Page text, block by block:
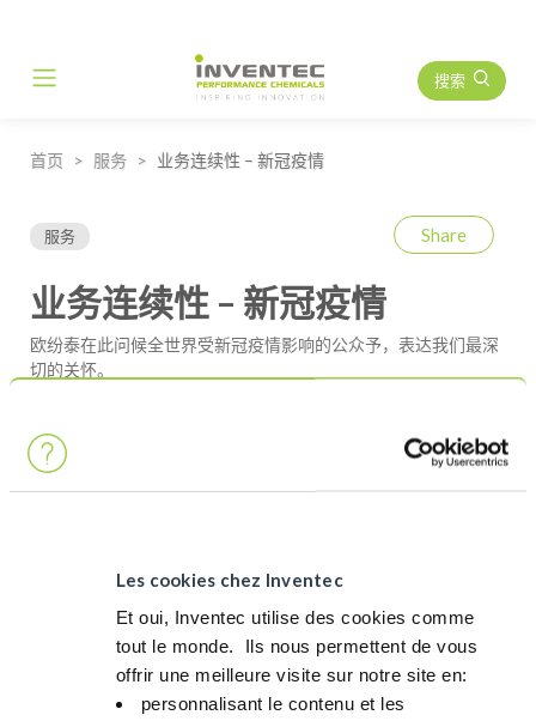
Les cookies chez Inventec
Et oui, Inventec utilise des cookies comme
tout le monde. ​ Ils nous permettent de vous
offrir une meilleure visite sur notre site en:​
personnalisant le contenu et les
Main Navigation 搜索
首页 服务 业务连续性 – 新冠疫情
服务 Share
业务连续性 – 新冠疫情
欧纷泰在此问候全世界受新冠疫情影响的公众予，表达我们最深
切的关怀。
制人员流动的措施，我们将尊重并严格遵守这些措施。
欧纷泰坚持确保业务连续性：
我们还实施了旅行限制政策。
在家工作的方式，远程访问公司的数据库管理系统。
通过这些措施，我们得以保持公司活动的持续进行，可以随时回